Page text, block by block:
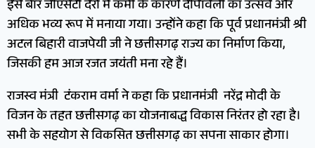
इस बार जीएसटी दरों में कमी के कारण दीपावली का उत्सव और
अधिक भव्य रूप में मनाया गया। उन्होंने कहा कि पूर्व प्रधानमंत्री श्री
अटल बिहारी वाजपेयी जी ने छत्तीसगढ़ राज्य का निर्माण किया,
जिसकी हम आज रजत जयंती मना रहे हैं।
राजस्व मंत्री टंकराम वर्मा ने कहा कि प्रधानमंत्री नरेंद्र मोदी के
विजन के तहत छत्तीसगढ़ का योजनाबद्ध विकास निरंतर हो रहा है।
सभी के सहयोग से विकसित छत्तीसगढ़ का सपना साकार होगा।